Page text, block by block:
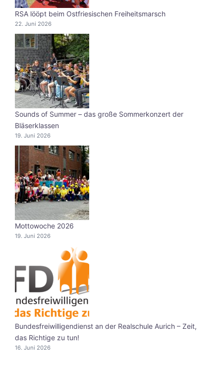
RSA lööpt beim Ostfriesischen Freiheitsmarsch
22. Juni 2026
Sounds of Summer – das große Sommerkonzert der
Bläserklassen
19. Juni 2026
Mottowoche 2026
19. Juni 2026
Bundesfreiwilligendienst an der Realschule Aurich – Zeit,
das Richtige zu tun!
16. Juni 2026